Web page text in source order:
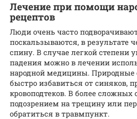
Лечение при помощи
рецептов
Люди очень часто
поскальзываются, в результате
спину. В случае легкой степени
падения можно в лечении
народной медицины. Природные
быстро избавиться от синяков,
кровоподтеков. В более сложных
подозрением на трещину или
обратиться в травмпункт.